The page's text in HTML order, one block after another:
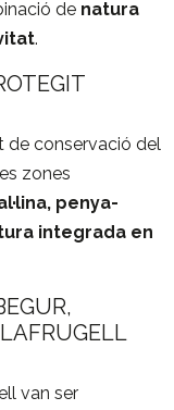
de natura
.
de conservació del
zones
penya-
integrada en
van ser